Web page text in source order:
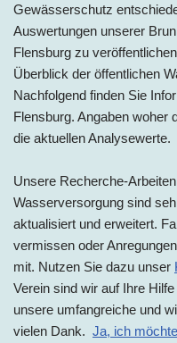
Gewässerschutz
Auswertungen unserer
Flensburg zu
Überblick der öffentlichen
Nachfolgend finden Sie
Flensburg. Angaben woher
die aktuellen Analysewerte.
Unsere Recherche-
Wasserversorgung sind
aktualisiert und erweitert.
vermissen oder
mit. Nutzen Sie dazu unser
Verein sind wir auf Ihre
unsere umfangreiche und
vielen Dank. Ja, ich